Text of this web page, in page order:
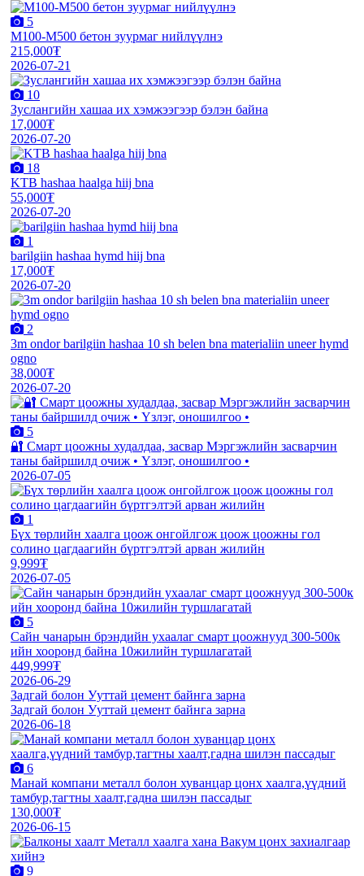
5
М100-М500 бетон зуурмаг нийлүүлнэ
215,000₮
2026-07-21
10
Зуслангийн хашаа их хэмжээгээр бэлэн байна
17,000₮
2026-07-20
18
KTB hashaa haalga hiij bna
55,000₮
2026-07-20
1
barilgiin hashaa hymd hiij bna
17,000₮
2026-07-20
2
3m ondor barilgiin hashaa 10 sh belen bna materialiin uneer hymd
ogno
38,000₮
2026-07-20
5
🔐 Смарт цоожны худалдаа, засвар Мэргэжлийн засварчин
таны байршилд очиж • Үзлэг, оношилгоо •
2026-07-05
1
Бүх төрлийн хаалга цоож онгойлгож цоож цоожны гол
солино цагдаагийн бүртгэлтэй арван жилийн
9,999₮
2026-07-05
5
Сайн чанарын брэндийн ухаалаг смарт цоожнууд 300-500к
ийн хооронд байна 10жилийн туршлагатай
449,999₮
2026-06-29
Задгай болон Ууттай цемент байнга зарна
Задгай болон Ууттай цемент байнга зарна
2026-06-18
6
Манай компани металл болон хуванцар цонх хаалга,үүдний
тамбур,тагтны хаалт,гадна шилэн пассадыг
130,000₮
2026-06-15
9